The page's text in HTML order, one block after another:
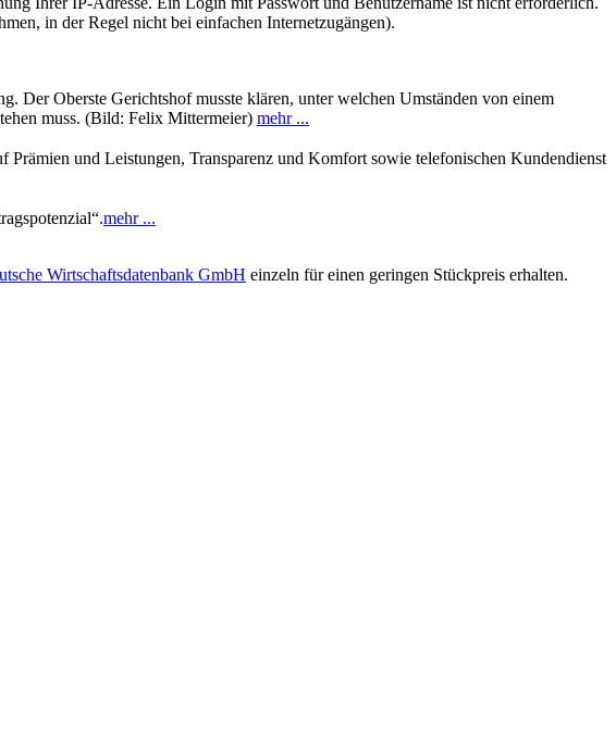
in der Regel nicht bei einfachen Internetzugängen).
Der Oberste Gerichtshof musste klären, unter welchen Umständen von einem
muss. (Bild: Felix Mittermeier) mehr ...
und Leistungen, Transparenz und Komfort sowie telefonischen Kundendienst
mehr ...
Wirtschaftsdatenbank GmbH einzeln für einen geringen Stückpreis erhalten.